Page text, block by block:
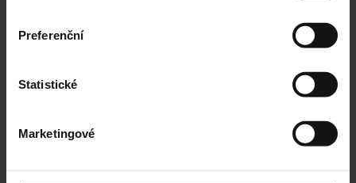
Preferenční
Statistické
Marketingové